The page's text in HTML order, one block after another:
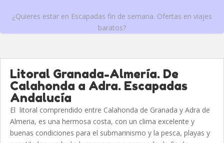
¿Quieres estar en Escapadas fin de semana. Ofertas en viajes
baratos?
Litoral Granada-Almería. De
Calahonda a Adra. Escapadas
Andalucía
El litoral comprendido entre Calahonda de Granada y Adra de
Almeria, es una hermosa costa, con un clima excelente y
buenas condiciones para el submarinismo y la pesca, playas y